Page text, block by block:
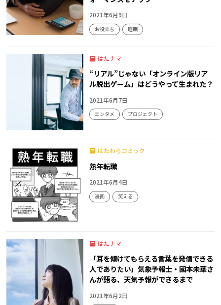
2021年6月9日
お役立ち 睡眠
はたナマ
“リアル”じゃない「オンライン版リア
ル脱出ゲーム」はどうやって生まれた？
2021年6月7日
エンタメ プロジェクト
はたわらコミック
熟年転職
2021年6月4日
漫画 笑える
はたナマ
「耳を傾けてもらえる言葉を発信できる
人でありたい」気象予報士・國本未華さ
んが語る、天気予報ができるまで
2021年6月2日